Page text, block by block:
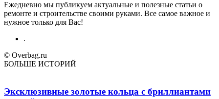
Ежедневно мы публикуем актуальные и полезные статьи о
ремонте и строительстве своими руками. Все самое важное и
нужное только для Вас!
.
© Overbag.ru
БОЛЬШЕ ИСТОРИЙ
Эксклюзивные золотые кольца с бриллиантами